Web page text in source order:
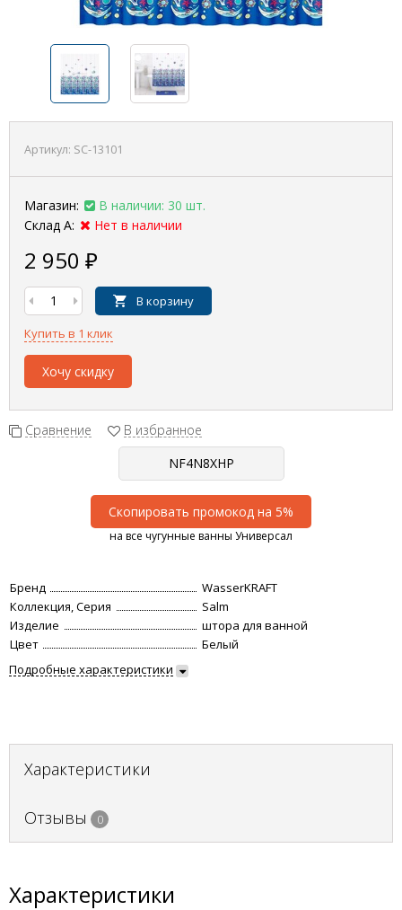
Артикул: SC-13101
Магазин:
В наличии: 30 шт.
Склад А:
Нет в наличии
2 950 ₽
В корзину
Купить в 1 клик
Хочу скидку
Сравнение В избранное
Скопировать промокод на 5%
на все чугунные ванны Универсал
Бренд
WasserKRAFT
Коллекция, Серия
Salm
Изделие
штора для ванной
Цвет
Белый
Подробные характеристики
Характеристики
Отзывы 0
Характеристики